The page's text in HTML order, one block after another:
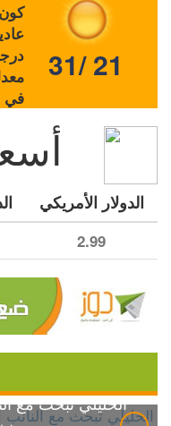
في نابلس
31/ 21
الدولار الأمريكي
2.99
الخليلي تبحث مع